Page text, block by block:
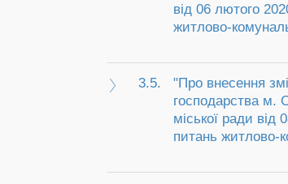
від 06 лютого
житлово-
3.5.
"Про внесення
господарства м.
міської ради від
питань житлово-